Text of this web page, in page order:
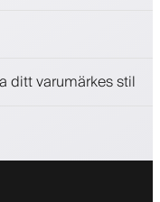
ditt varumärkes stil